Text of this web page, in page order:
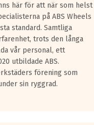
på en väg där det ligger
fyra billängder( ca
överträffa motorljudet.
ett däck med vågar.
kraven som finns i
här för att när som helst
på ABS Wheels
standard. Samtliga
trots den långa
vår personal, ett
utbildade ABS.
förening som
sin ryggrad.